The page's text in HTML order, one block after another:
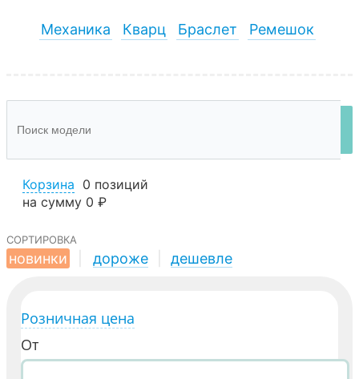
Механика Кварц Браслет Ремешок
Корзина 0 позиций
на сумму 0 ₽
сортировка
новинки
дороже дешевле
Розничная цена
От